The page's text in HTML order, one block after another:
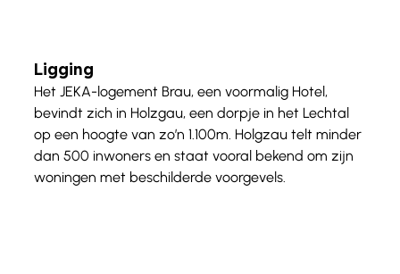
Ligging
Het JEKA-logement Brau, een voormalig Hotel,
bevindt zich in Holzgau, een dorpje in het Lechtal
op een hoogte van zo’n 1.100m. Holgzau telt minder
dan 500 inwoners en staat vooral bekend om zijn
woningen met beschilderde voorgevels.